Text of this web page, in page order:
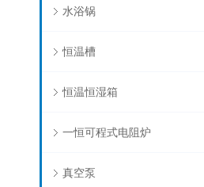
水浴锅
恒温槽
恒温恒湿箱
一恒可程式电阻炉
真空泵